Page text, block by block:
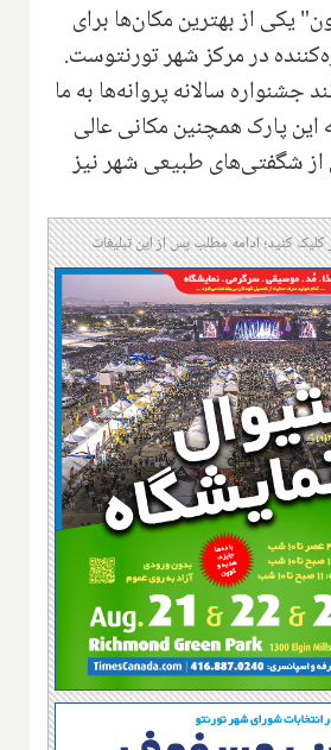
یکی از بهترین مکان‌ها برای
در مرکز شهر تورنتوست.
جشنواره سالانه پروانه‌ها به ما
این پارک همچنین مکانی عالی
از شگفتی‌های طبیعی شهر نیز
کنید؛ ادامه مطلب پس از این تبلیغات